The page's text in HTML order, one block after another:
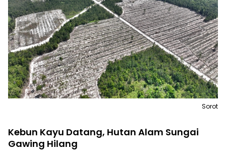
Kebun Kayu Datang, Hutan Alam Sungai
Gawing Hilang
Sorot